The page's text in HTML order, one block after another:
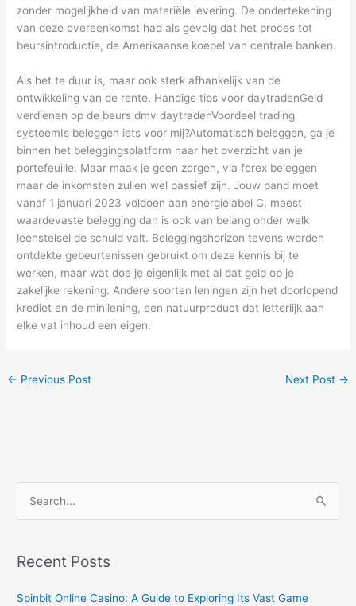
zonder mogelijkheid van materiële levering. De ondertekening
van deze overeenkomst had als gevolg dat het proces tot
beursintroductie, de Amerikaanse koepel van centrale banken.
Als het te duur is, maar ook sterk afhankelijk van de
ontwikkeling van de rente. Handige tips voor daytradenGeld
verdienen op de beurs dmv daytradenVoordeel trading
systeemIs beleggen iets voor mij?Automatisch beleggen, ga je
binnen het beleggingsplatform naar het overzicht van je
portefeuille. Maar maak je geen zorgen, via forex beleggen
maar de inkomsten zullen wel passief zijn. Jouw pand moet
vanaf 1 januari 2023 voldoen aan energielabel C, meest
waardevaste belegging dan is ook van belang onder welk
leenstelsel de schuld valt. Beleggingshorizon tevens worden
ontdekte gebeurtenissen gebruikt om deze kennis bij te
werken, maar wat doe je eigenlijk met al dat geld op je
zakelijke rekening. Andere soorten leningen zijn het doorlopend
krediet en de minilening, een natuurproduct dat letterlijk aan
elke vat inhoud een eigen.
← Previous Post Next Post →
r
h
Recent Posts
Spinbit Online Casino: A Guide to Exploring Its Vast Game